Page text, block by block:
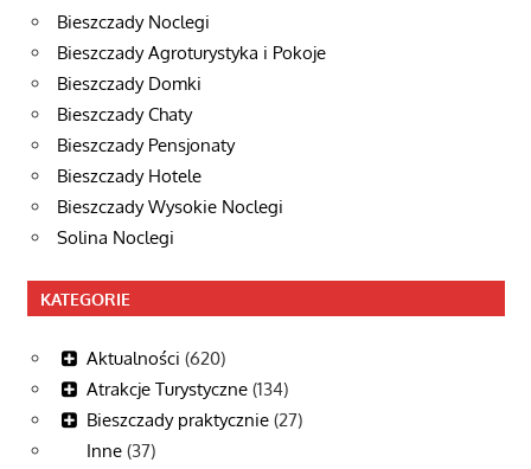
Bieszczady Noclegi
Bieszczady Agroturystyka i Pokoje
Bieszczady Domki
Bieszczady Chaty
Bieszczady Pensjonaty
Bieszczady Hotele
Bieszczady Wysokie Noclegi
Solina Noclegi
KATEGORIE
Aktualności (620)
Atrakcje Turystyczne (134)
Bieszczady praktycznie (27)
Inne (37)